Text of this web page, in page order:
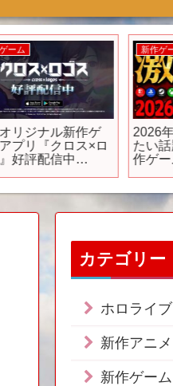
2026年発売｜絶対買い
たい話題のおすすめ新
作ゲーム20選
ーム紹介】
カテゴリー
ホロライブ
新作アニメ
新作ゲーム